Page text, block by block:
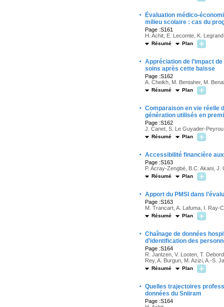
·
Évaluation médico-
milieu scolaire : cas du
Page :S161
H. Achit, E. Lecomte, K.
Résumé Plan
· Appréciation de l’impact
soins après cette baisse
Page :S162
A. Cheikh, M. Bentaher, M.
Résumé Plan
· Comparaison en vie réelle
génération utilisés en
Page :S162
J. Canet, S. Le Guyader-
Résumé Plan
· Accessibilité financière
Page :S163
P. Acray-Zengbé, B.C. Akani, J.
Résumé Plan
· Apport du PMSI dans
Page :S163
M. Trancart, A. Lafuma, I. Ray-
Résumé Plan
· Chaînage de données
d’identification des
Page :S164
R. Jantzen, V. Looten, T.
Rey, A. Burgun, M. Azizi, A.-S.
Résumé Plan
· Quelles trajectoires
données du Sniiram
Page :S164